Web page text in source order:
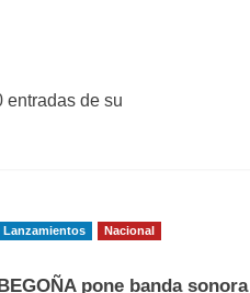
entradas de su
Lanzamientos Nacional
BEGOÑA pone banda sonora